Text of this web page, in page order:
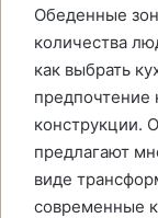
Обеденные
количества
как выбрать
предпочтение
конструкции.
предлагают
виде
современные